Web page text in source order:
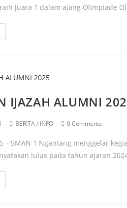
Juara 1 dalam ajang Olimpiade
IJAZAH ALUMNI
BERITA/ INFO 0 Comments
– SMAN 1 Ngantang menggelar
lulus pada tahun ajaran